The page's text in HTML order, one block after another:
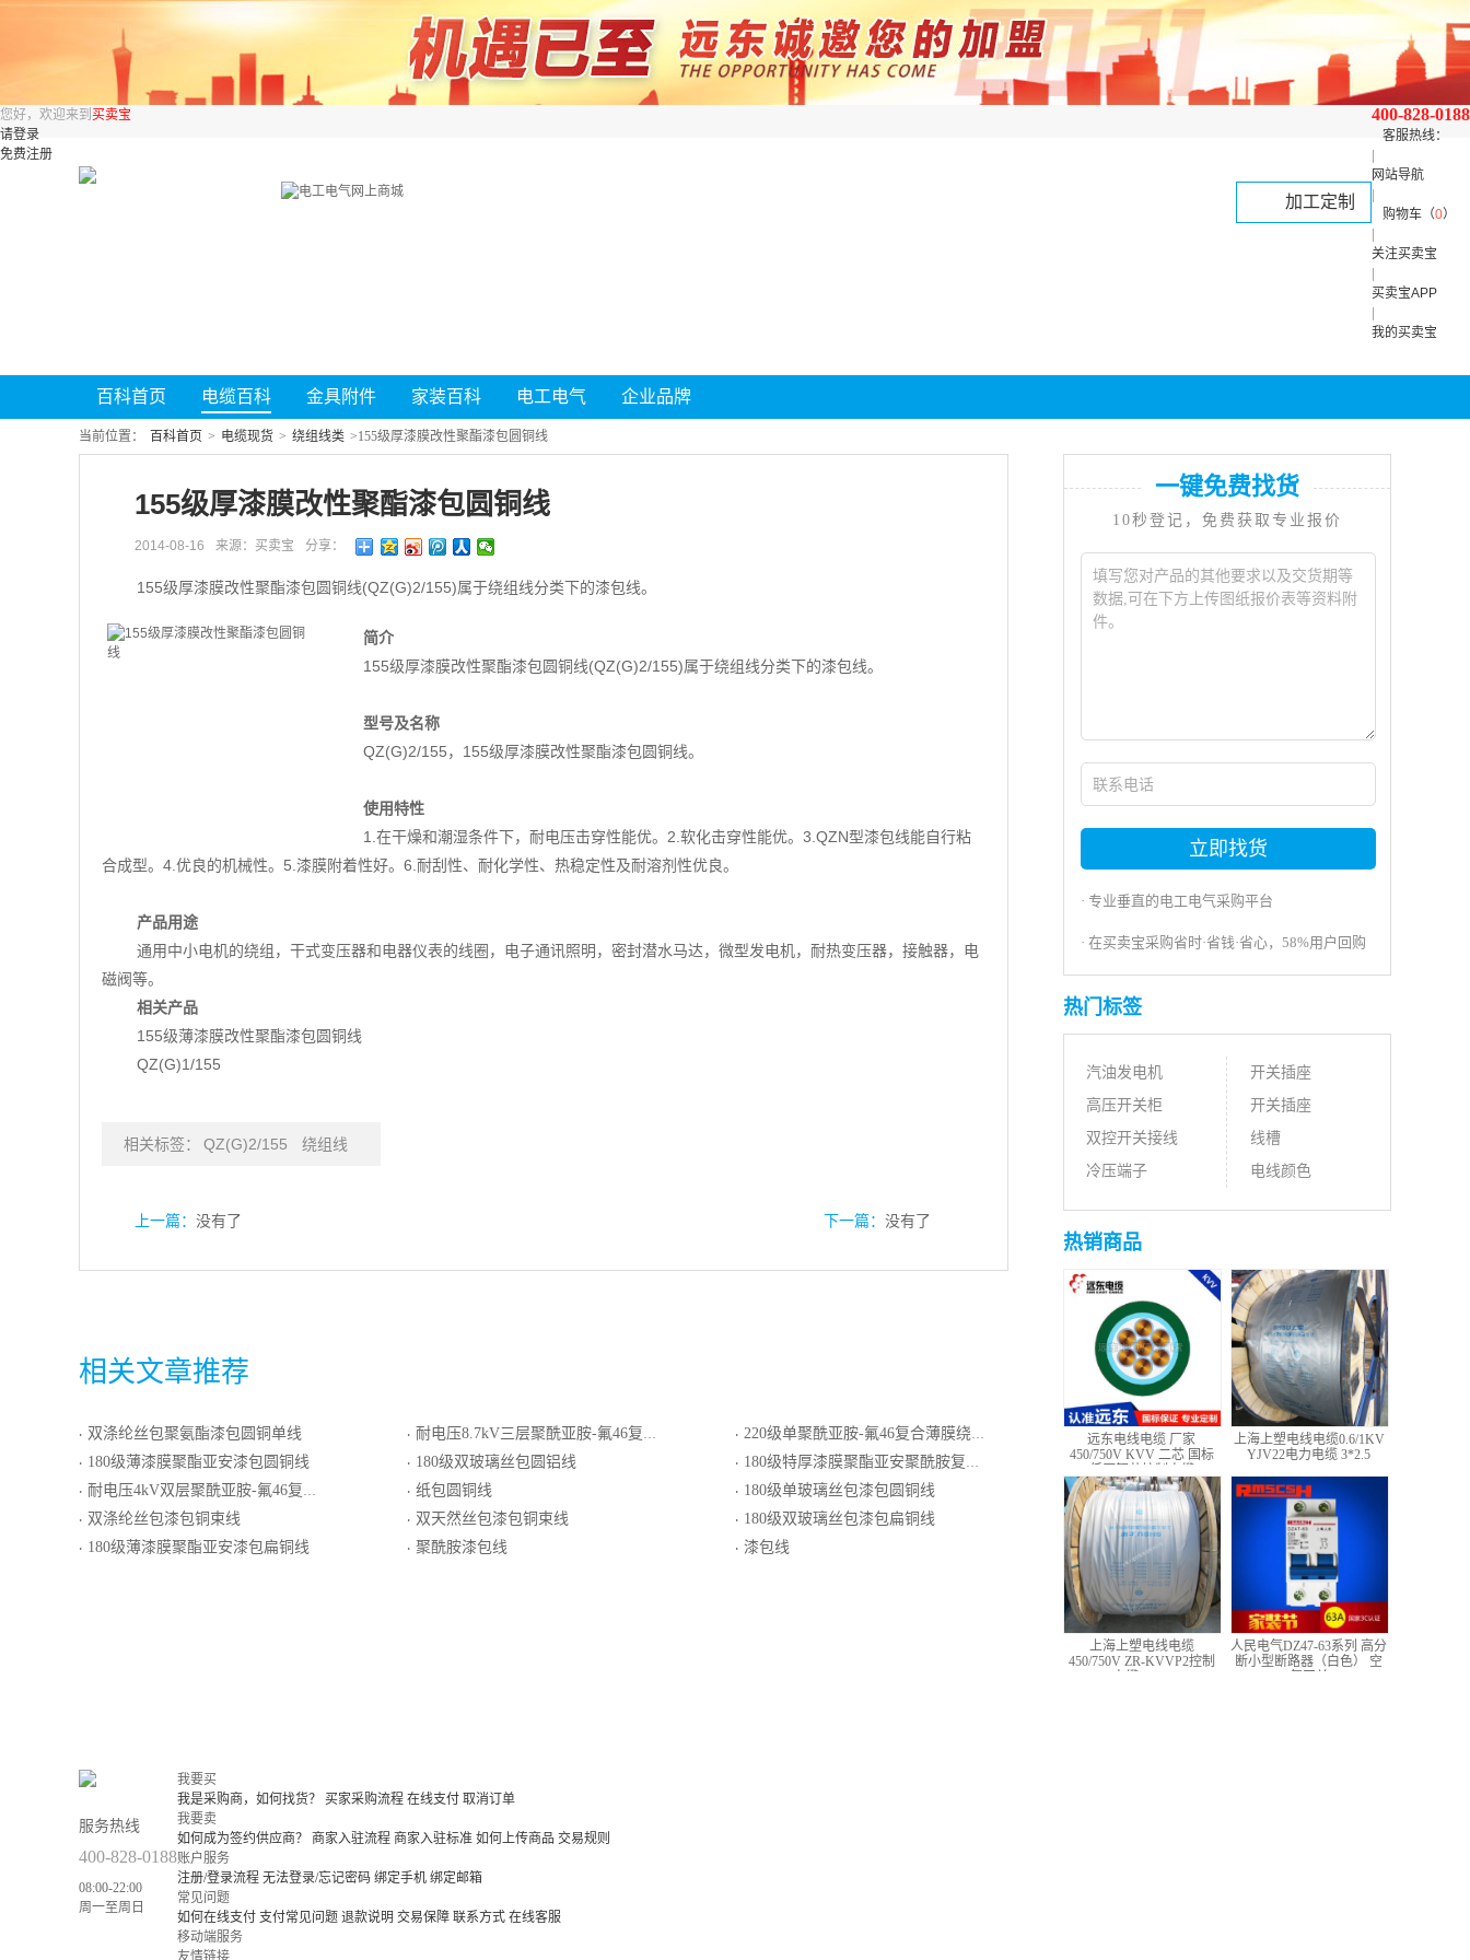
400-828-0188
客服热线：
网站导航
购物车（0）
关注买卖宝
买卖宝APP
我的买卖宝
您好，欢迎来到 买卖宝
请登录
免费注册
加工定制
百科首页 电缆百科 金具附件 家装百科 电工电气 企业品牌
当前位置： 百科首页 > 电缆现货 > 绕组线类 >155级厚漆膜改性聚酯漆包圆铜线
155级厚漆膜改性聚酯漆包圆铜线
2014-08-16 来源：买卖宝 分享：
155级厚漆膜改性聚酯漆包圆铜线(QZ(G)2/155)属于绕组线分类下的漆包线。
简介
155级厚漆膜改性聚酯漆包圆铜线(QZ(G)2/155)属于绕组线分类下的漆包线。
型号及名称
QZ(G)2/155，155级厚漆膜改性聚酯漆包圆铜线。
使用特性
1.在干燥和潮湿条件下，耐电压击穿性能优。2.软化击穿性能优。3.QZN型漆包线能自行粘
合成型。4.优良的机械性。5.漆膜附着性好。6.耐刮性、耐化学性、热稳定性及耐溶剂性优良。
产品用途
通用中小电机的绕组，干式变压器和电器仪表的线圈，电子通讯照明，密封潜水马达，微型发电机，耐热变压器，接触器，电
磁阀等。
相关产品
155级薄漆膜改性聚酯漆包圆铜线
QZ(G)1/155
相关标签： QZ(G)2/155 绕组线
上一篇： 没有了 下一篇： 没有了
相关文章推荐
· 双涤纶丝包聚氨酯漆包圆铜单线
· 180级薄漆膜聚酯亚安漆包圆铜线
· 耐电压4kV双层聚酰亚胺-氟46复合薄膜绕包圆铜线
· 双涤纶丝包漆包铜束线
· 180级薄漆膜聚酯亚安漆包扁铜线
· 耐电压8.7kV三层聚酰亚胺-氟46复合薄膜绕包圆铜线
· 180级双玻璃丝包圆铝线
· 纸包圆铜线
· 双天然丝包漆包铜束线
· 聚酰胺漆包线
· 220级单聚酰亚胺-氟46复合薄膜绕包扁铜线
· 180级特厚漆膜聚酯亚安聚酰胺复合漆包圆铜线
· 180级单玻璃丝包漆包圆铜线
· 180级双玻璃丝包漆包扁铜线
· 漆包线
一键免费找货
10秒登记，免费获取专业报价
立即找货
· 专业垂直的电工电气采购平台
· 在买卖宝采购省时·省钱·省心，58%用户回购
热门标签
汽油发电机
高压开关柜
双控开关接线
冷压端子
开关插座
开关插座
线槽
电线颜色
热销商品
远东电线电缆 厂家
450/750V KVV 二芯 国标
上海上塑电线电缆0.6/1KV
YJV22电力电缆 3*2.5
上海上塑电线电缆
450/750V ZR-KVVP2控制
人民电气DZ47-63系列 高分
断小型断路器（白色） 空
服务热线
400-828-0188
08:00-22:00
周一至周日
我要买
我是采购商，如何找货？
买家采购流程 在线支付 取消订单
我要卖
如何成为签约供应商？
商家入驻流程 商家入驻标准 如何上传商品 交易规则
账户服务
注册/登录流程 无法登录/忘记密码 绑定手机 绑定邮箱
常见问题
如何在线支付 支付常见问题 退款说明 交易保障 联系方式 在线客服
移动端服务
友情链接